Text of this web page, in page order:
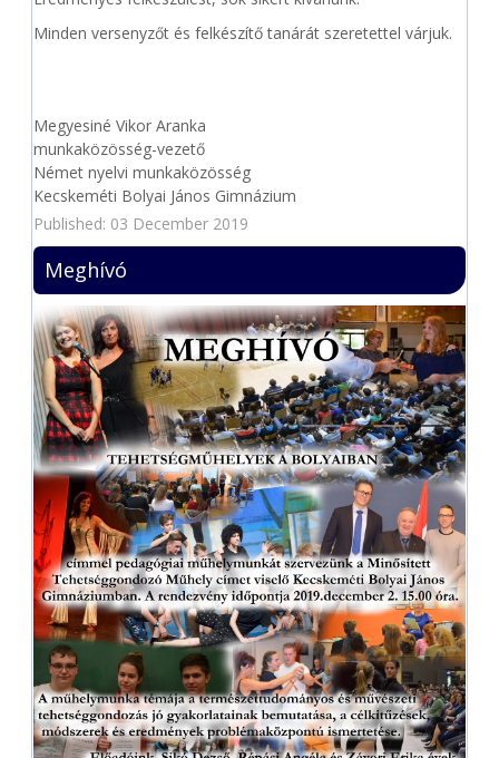
Minden versenyzőt és felkészítő tanárát szeretettel várjuk.
Megyesiné Vikor Aranka
munkaközösség-vezető
Német nyelvi munkaközösség
Kecskeméti Bolyai János Gimnázium
Published: 03 December 2019
Meghívó